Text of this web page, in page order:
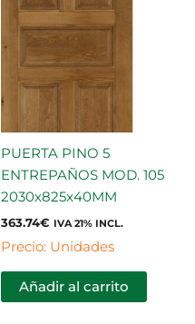
PUERTA PINO 5
ENTREPAÑOS MOD. 105
2030x825x40MM
363.74€ IVA 21% INCL.
Precio: Unidades
Añadir al carrito